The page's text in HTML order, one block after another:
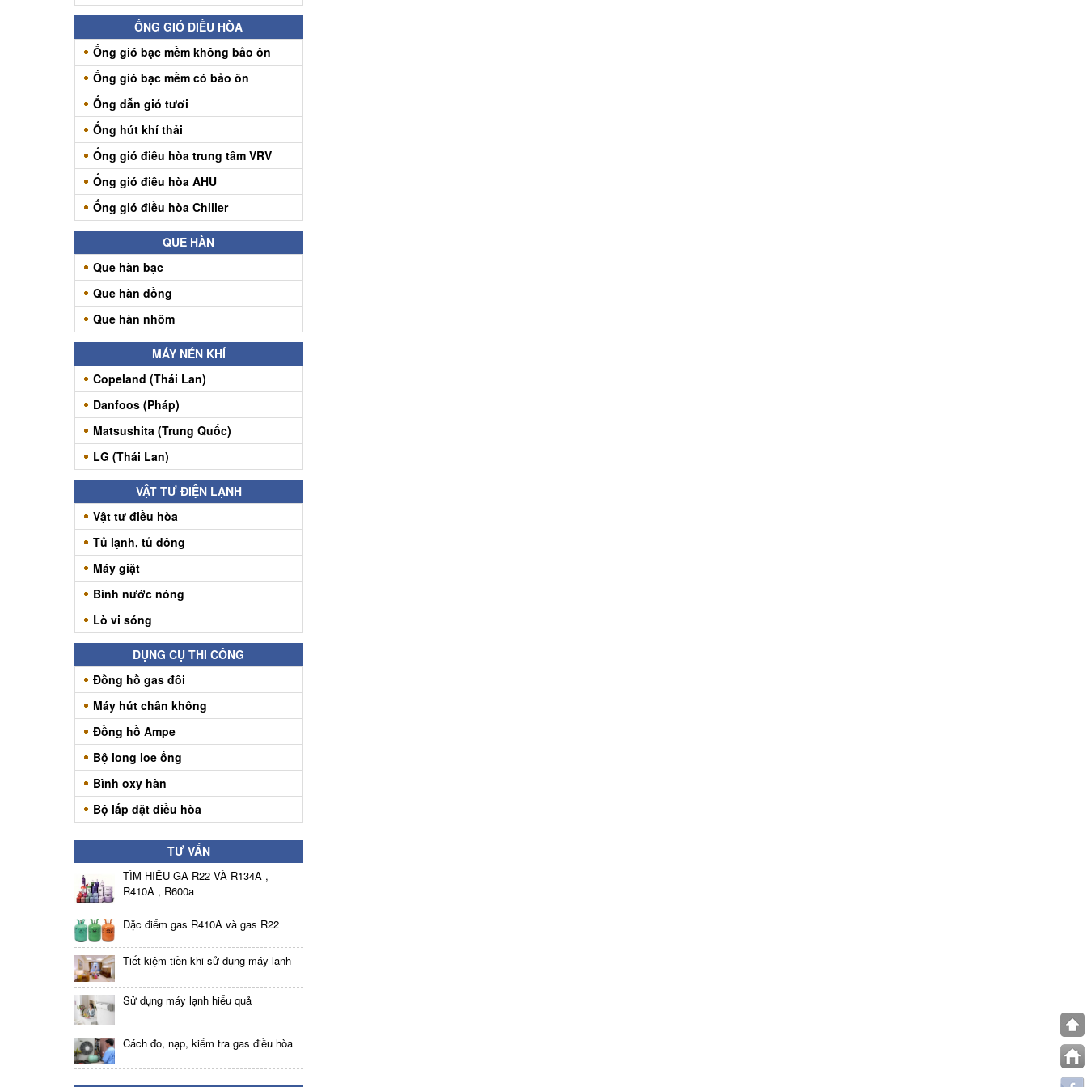
ỐNG GIÓ ĐIỀU HÒA
Ống gió bạc mềm không bảo ôn
Ống gió bạc mềm có bảo ôn
Ống dẫn gió tươi
Ống hút khí thải
Ống gió điều hòa trung tâm VRV
Ống gió điều hòa AHU
Ống gió điều hòa Chiller
QUE HÀN
Que hàn bạc
Que hàn đồng
Que hàn nhôm
MÁY NÉN KHÍ
Copeland (Thái Lan)
Danfoos (Pháp)
Matsushita (Trung Quốc)
LG (Thái Lan)
VẬT TƯ ĐIỆN LẠNH
Vật tư điều hòa
Tủ lạnh, tủ đông
Máy giặt
Bình nước nóng
Lò vi sóng
DỤNG CỤ THI CÔNG
Đồng hồ gas đôi
Máy hút chân không
Đồng hồ Ampe
Bộ long loe ống
Bình oxy hàn
Bộ lắp đặt điều hòa
TƯ VẤN
TÌM HIỂU GA R22 VÀ R134A ,
R410A , R600a
Đặc điểm gas R410A và gas R22
Tiết kiệm tiền khi sử dụng máy lạnh
Sử dụng máy lạnh hiểu quả
Cách đo, nạp, kiểm tra gas điều hòa